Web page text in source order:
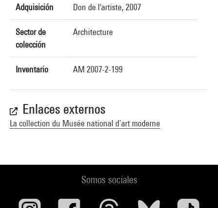
Adquisición Don de l'artiste, 2007
Sector de
colección
Architecture
Inventario AM 2007-2-199
Enlaces externos
La collection du Musée national d’art moderne
Somos sociales